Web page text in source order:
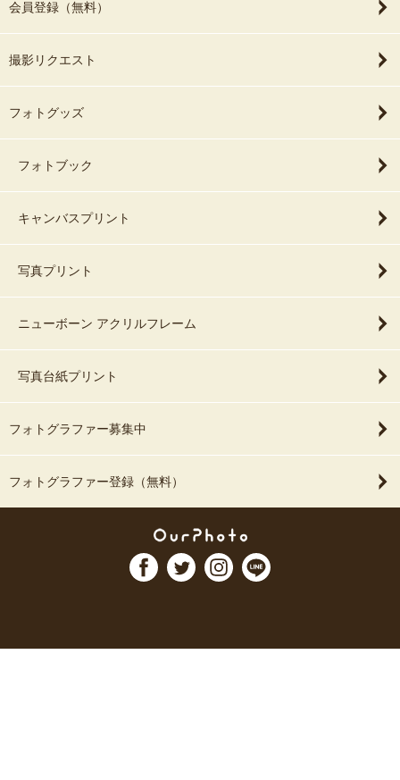
会員登録（無料）
撮影リクエスト
フォトグッズ
フォトブック
キャンバスプリント
写真プリント
ニューボーン アクリルフレーム
写真台紙プリント
フォトグラファー募集中
フォトグラファー登録（無料）